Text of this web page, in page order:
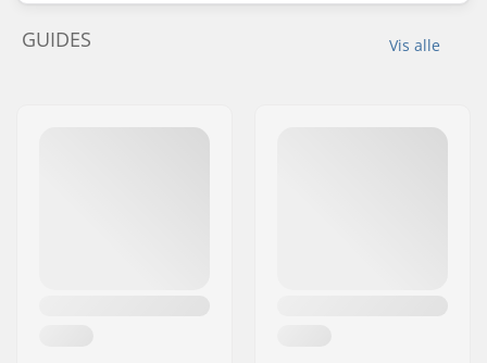
Vis alle
GUIDES